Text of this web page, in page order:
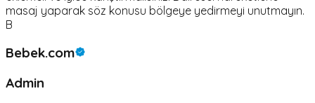
masaj yaparak söz konusu bölgeye yedirmeyi unutmayın.
B
Bebek.com
Admin